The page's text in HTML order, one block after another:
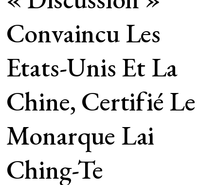
Convaincu Les
Etats-Unis Et La
Chine, Certifié Le
Monarque Lai
Ching-Te